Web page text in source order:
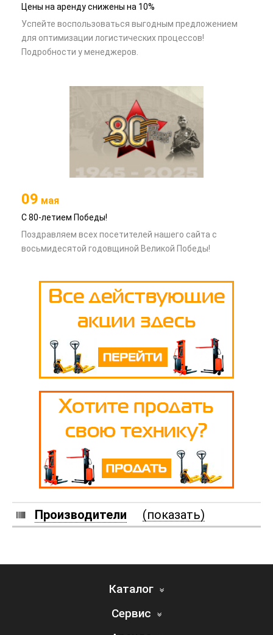
Цены на аренду снижены на 10%
Успейте воспользоваться выгодным предложением
для оптимизации логистических процессов!
Подробности у менеджеров.
09 мая
С 80-летием Победы!
Поздравляем всех посетителей нашего сайта с
восьмидесятой годовщиной Великой Победы!
Производители (показать)
Каталог
Сервис